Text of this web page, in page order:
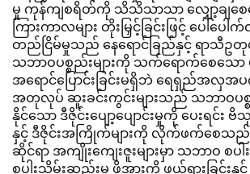
မှု ကုန်ကျစရိတ်ကို သိသိသာသာ လျှော့ချစေ
ကြားကာလများ တိုးမြှင့်ခြင်းဖြင့် ပေါ်ပ
တည်ငြိမ်မှုသည် နေရောင်ခြည်နှင့် ရာသီ
သဘာဝပစ္စည်းများကို သက်ရောက်စေသော
အရောင်ပြောင်းခြင်းမရှိဘဲ ရေရှည်အလှ
အတုလုပ် ဆူးခင်းကွင်းများသည် သဘာဝပစ္စည်
နိုင်သော ဒီဇိုင်းပျော့ပျောင်းမှုကို ပေးရင်း
နှင့် ဒီဇိုင်းအကြိုက်များကို လိုက်ဖက်စေသည်
ဆိုင်ရာ အကျိုးကျေးဇူးများမှာ သဘာဝ စပါး
စပါးသိမ်းဆည်းမှု ဖိအားကို ဖယ်ရှားခြင်းနှ